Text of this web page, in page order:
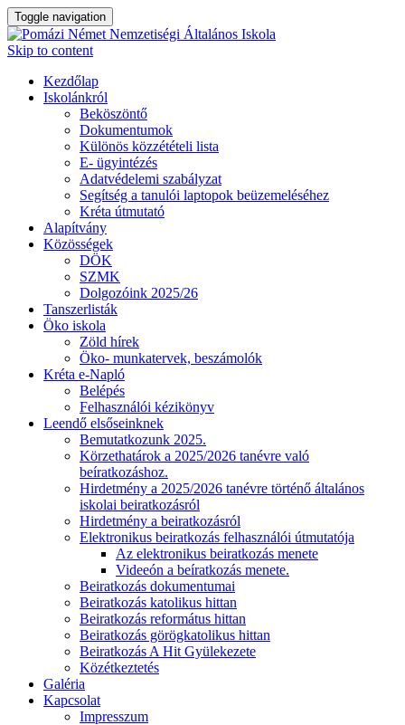
Toggle navigation
Skip to content
Kezdőlap
Iskolánkról
Beköszöntő
Dokumentumok
Különös közzétételi lista
E- ügyintézés
Adatvédelemi szabályzat
Segítség a tanulói laptopok beüzemeléséhez
Kréta útmutató
Alapítvány
Közösségek
DÖK
SZMK
Dolgozóink 2025/26
Tanszerlisták
Öko iskola
Zöld hírek
Öko- munkatervek, beszámolók
Kréta e-Napló
Belépés
Felhasználói kézikönyv
Leendő elsőseinknek
Bemutatkozunk 2025.
Körzethatárok a 2025/2026 tanévre való
beíratkozáshoz.
Hirdetmény a 2025/2026 tanévre történő általános
iskolai beiratkozásról
Hirdetmény a beiratkozásról
Elektronikus beiratkozás felhasználói útmutatója
Az elektronikus beiratkozás menete
Videeón a beíratkozás menete.
Beiratkozás dokumentumai
Beiratkozás katolikus hittan
Beiratkozás református hittan
Beiratkozás görögkatolikus hittan
Beiratkozás A Hit Gyülekezete
Közétkeztetés
Galéria
Kapcsolat
Impresszum